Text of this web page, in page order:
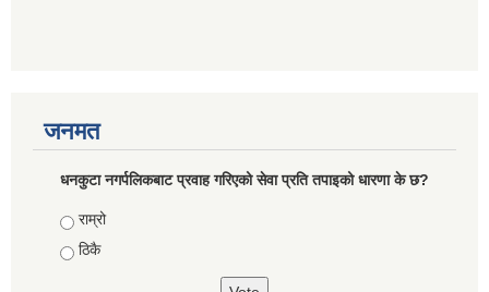
जनमत
धनकुटा नगर्पलिकबाट प्रवाह गरिएको सेवा प्रति तपाइको धारणा के छ?
Choices
राम्रो
ठिकै